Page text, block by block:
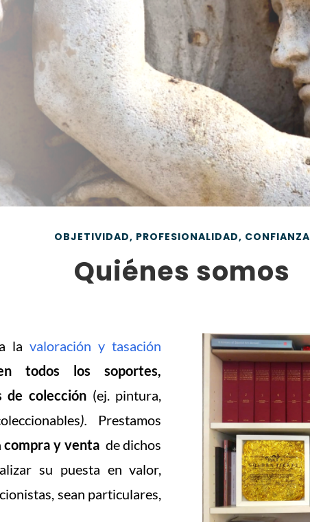
OBJETIVIDAD, PROFESIONALIDAD, CONFIANZA
Quiénes somos
a lavaloración y tasación
todos los soportes,
de colección (ej. pintura,
). Prestamos
compra y venta de dichos
su puesta en valor,
sean particulares,